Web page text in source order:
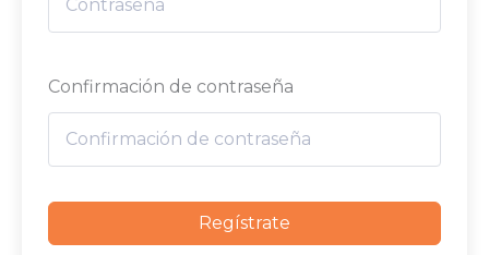
Confirmación de contraseña
Regístrate